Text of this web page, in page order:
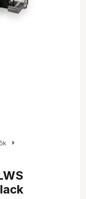
arrow_right